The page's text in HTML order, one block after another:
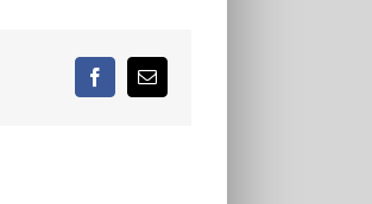
Facebook
E-